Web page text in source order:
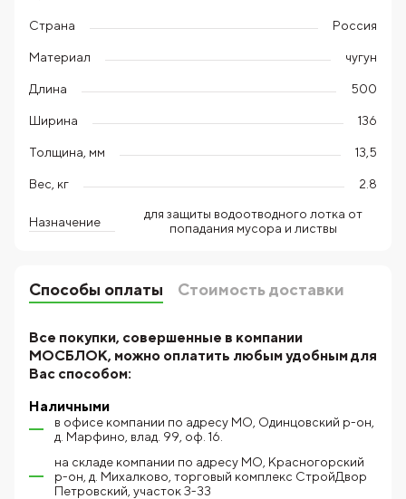
Страна Россия
Материал чугун
Длина 500
Ширина 136
Толщина, мм 13,5
Вес, кг 2.8
Назначение
для защиты водоотводного лотка от
попадания мусора и листвы
Способы оплаты Стоимость доставки
Все покупки, совершенные в компании
МОСБЛОК, можно оплатить любым удобным для
Вас способом:
Наличными
в офисе компании по адресу МО, Одинцовский р-он,
д. Марфино, влад. 99, оф. 16.
на складе компании по адресу МО, Красногорский
р-он, д. Михалково, торговый комплекс СтройДвор
Петровский, участок З-33